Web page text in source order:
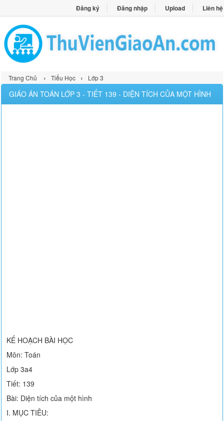
Đăng ký Đăng nhập Upload Liên hệ
Trang Chủ › Tiểu Học › Lớp 3
GIÁO ÁN TOÁN LỚP 3 - TIẾT 139 - DIỆN TÍCH CỦA MỘT HÌNH
KẾ HOẠCH BÀI HỌC
Môn: Toán
Lớp 3a4
Tiết: 139
Bài: Diện tích của một hình
I. MỤC TIÊU: